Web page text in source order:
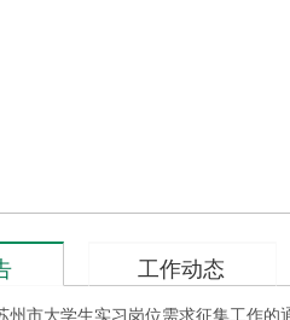
工作动态
州市大学生实习岗位需求征集工作的